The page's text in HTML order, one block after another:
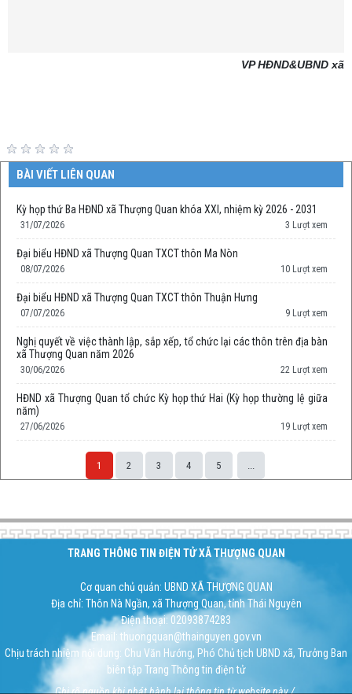
VP HĐND&UBND xã
BÀI VIẾT LIÊN QUAN
Kỳ họp thứ Ba HĐND xã Thượng Quan khóa XXI, nhiệm kỳ 2026 - 2031
31/07/2026 3 Lượt xem
Đại biểu HĐND xã Thượng Quan TXCT thôn Ma Nòn
08/07/2026 10 Lượt xem
Đại biểu HĐND xã Thượng Quan TXCT thôn Thuận Hưng
07/07/2026 9 Lượt xem
Nghị quyết về việc thành lập, sắp xếp, tổ chức lại các thôn trên địa bàn
xã Thượng Quan năm 2026
30/06/2026 22 Lượt xem
HĐND xã Thượng Quan tổ chức Kỳ họp thứ Hai (Kỳ họp thường lệ giữa
năm)
27/06/2026 19 Lượt xem
1 2 3 4 5 ...
TRANG THÔNG TIN ĐIỆN TỬ XÃ THƯỢNG QUAN
Cơ quan chủ quản: UBND XÃ THƯỢNG QUAN
Địa chỉ: Thôn Nà Ngần, xã Thượng Quan, tỉnh Thái Nguyên
Điện thoại: 02093874283
Email: thuongquan@thainguyen.gov.vn
Chịu trách nhiệm nội dung: Chu Văn Hướng, Phó Chủ tịch UBND xã, Trưởng Ban
biên tập Trang Thông tin điện tử